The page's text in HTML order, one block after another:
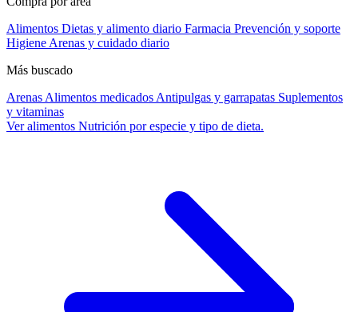
Alimentos Dietas y alimento diario Farmacia Prevención y soporte
Higiene Arenas y cuidado diario
Más buscado
Arenas Alimentos medicados Antipulgas y garrapatas Suplementos
y vitaminas
Ver alimentos Nutrición por especie y tipo de dieta.